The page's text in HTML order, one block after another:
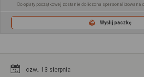
Do opłaty początkowej zostanie doliczona
Wyślij paczkę
czw.. 13 sierpnia